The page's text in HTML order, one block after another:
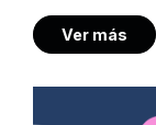
Ver más